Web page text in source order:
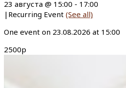
23 августа @ 15:00 - 17:00
| Recurring Event (See all)
One event on 23.08.2026 at 15:00
2500р